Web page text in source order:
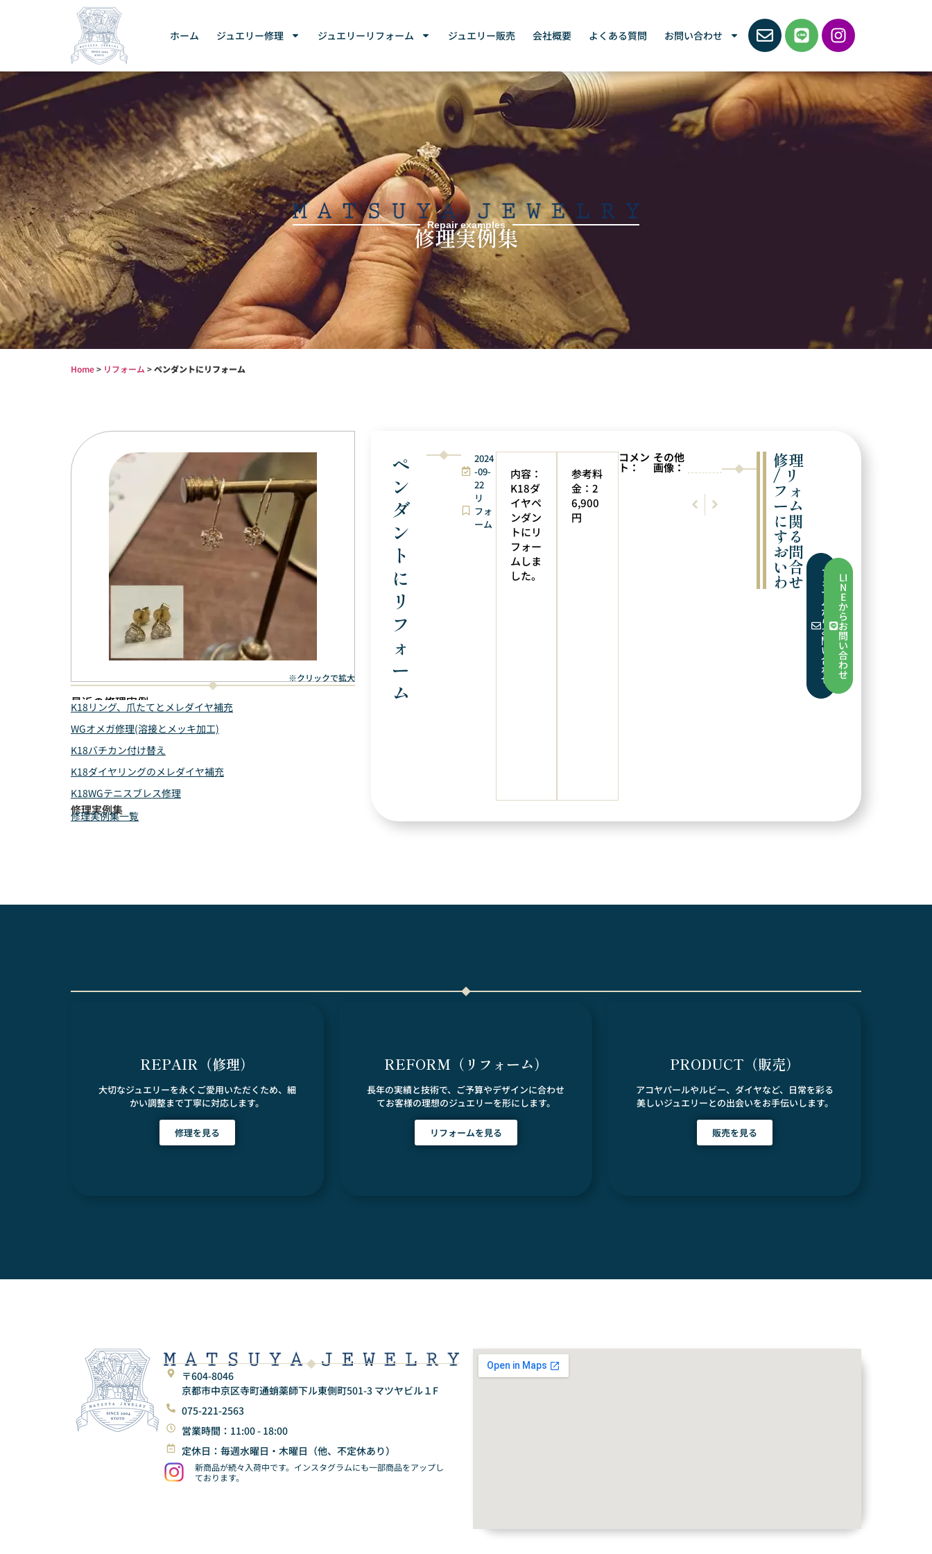
ホーム ジュエリー修理 ジュエリーリフォーム ジュエリー販売 会社概要 よくある質問 お問い合わせ
Repair examples
修理実例集
Home> リフォーム >ペンダントにリフォーム
※クリックで拡大
最近の修理実例
K18リング、爪たてとメレダイヤ補充
WGオメガ修理(溶接とメッキ加工)
K18バチカン付け替え
K18ダイヤリングのメレダイヤ補充
K18WGテニスブレス修理
修理実例集
修理実例集一覧
ペ
ン
ダ
ン
ト
に
リ
フ
ォ
ー
ム
2024
-09-
22
リ
フォ
ーム
内容：
K18ダ
イヤペ
ンダン
トにリ
フォー
ムしま
した。
参考料
金：2
6,900
円
コメン
ト：
その他
画像：
前の実例
ネックレス修理
次の実例
ペンダントにリフォーム
修理
/ リ
フォ
ーム
に関
する
お問
い合
わせ フ
ォ
ー
ム
か
ら
お
問
い
合
わ
せ
LI
N
E
か
ら
お
問
い
合
わ
せ
REPAIR（修理）
大切なジュエリーを永くご愛用いただくため、細
かい調整まで丁寧に対応します。
修理を見る
REFORM（リフォーム）
長年の実績と技術で、ご予算やデザインに合わせ
てお客様の理想のジュエリーを形にします。
リフォームを見る
PRODUCT（販売）
アコヤパールやルビー、ダイヤなど、日常を彩る
美しいジュエリーとの出会いをお手伝いします。
販売を見る
〒604-8046
京都市中京区寺町通蛸薬師下ル東側町501-3 マツヤビル１F
075-221-2563
営業時間：11:00 - 18:00
定休日：毎週水曜日・木曜日（他、不定休あり）
新商品が続々入荷中です。インスタグラムにも一部商品をアップし
ております。